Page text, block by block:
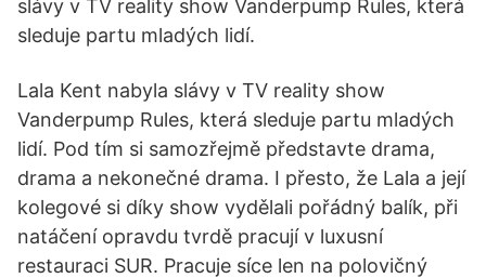
slávy v TV reality show Vanderpump Rules, která
sleduje partu mladých lidí.
Lala Kent nabyla slávy v TV reality show
Vanderpump Rules, která sleduje partu mladých
lidí. Pod tím si samozřejmě představte drama,
drama a nekonečné drama. I přesto, že Lala a její
kolegové si díky show vydělali pořádný balík, při
natáčení opravdu tvrdě pracují v luxusní
restauraci SUR. Pracuje síce len na polovičný